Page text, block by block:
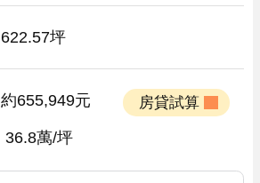
622.57坪
約655,949元
36.8萬/坪